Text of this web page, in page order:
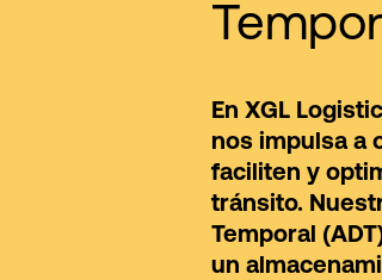
En XGL
nos impulsa a
faciliten y
tránsito.
Temporal
un